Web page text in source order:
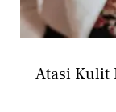
Atasi Kulit